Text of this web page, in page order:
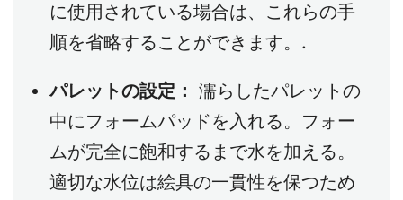
に使用されている場合は、これらの手
順を省略することができます。.
パレットの設定： 濡らしたパレットの
中にフォームパッドを入れる。フォー
ムが完全に飽和するまで水を加える。
適切な水位は絵具の一貫性を保つため